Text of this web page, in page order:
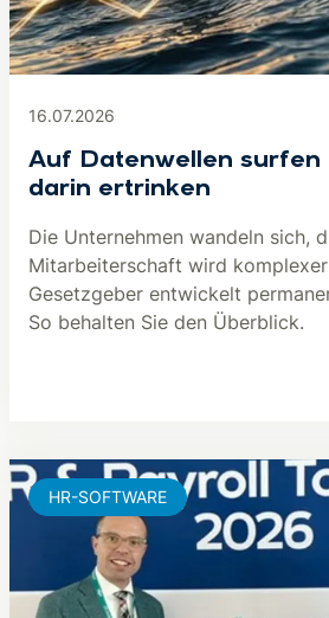
16.07.2026
Auf Datenwellen surfen
darin ertrinken
Die Unternehmen wandeln sich,
Mitarbeiterschaft wird
Gesetzgeber entwickelt
So behalten Sie den Überblick.
HR-SOFTWARE